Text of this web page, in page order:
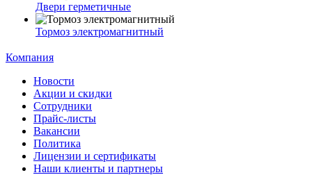
Двери герметичные
Тормоз электромагнитный
Компания
Новости
Акции и скидки
Сотрудники
Прайс-листы
Вакансии
Политика
Лицензии и сертификаты
Наши клиенты и партнеры